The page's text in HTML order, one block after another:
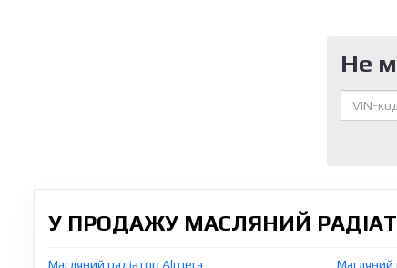
Не
У ПРОДАЖУ МАСЛЯНИЙ
Масляний радіатор Almera Масляний